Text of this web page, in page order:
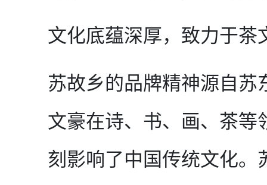
文化底蕴深厚，致力于茶
苏故乡的品牌精神源自苏
文豪在诗、书、画、茶等
刻影响了中国传统文化。